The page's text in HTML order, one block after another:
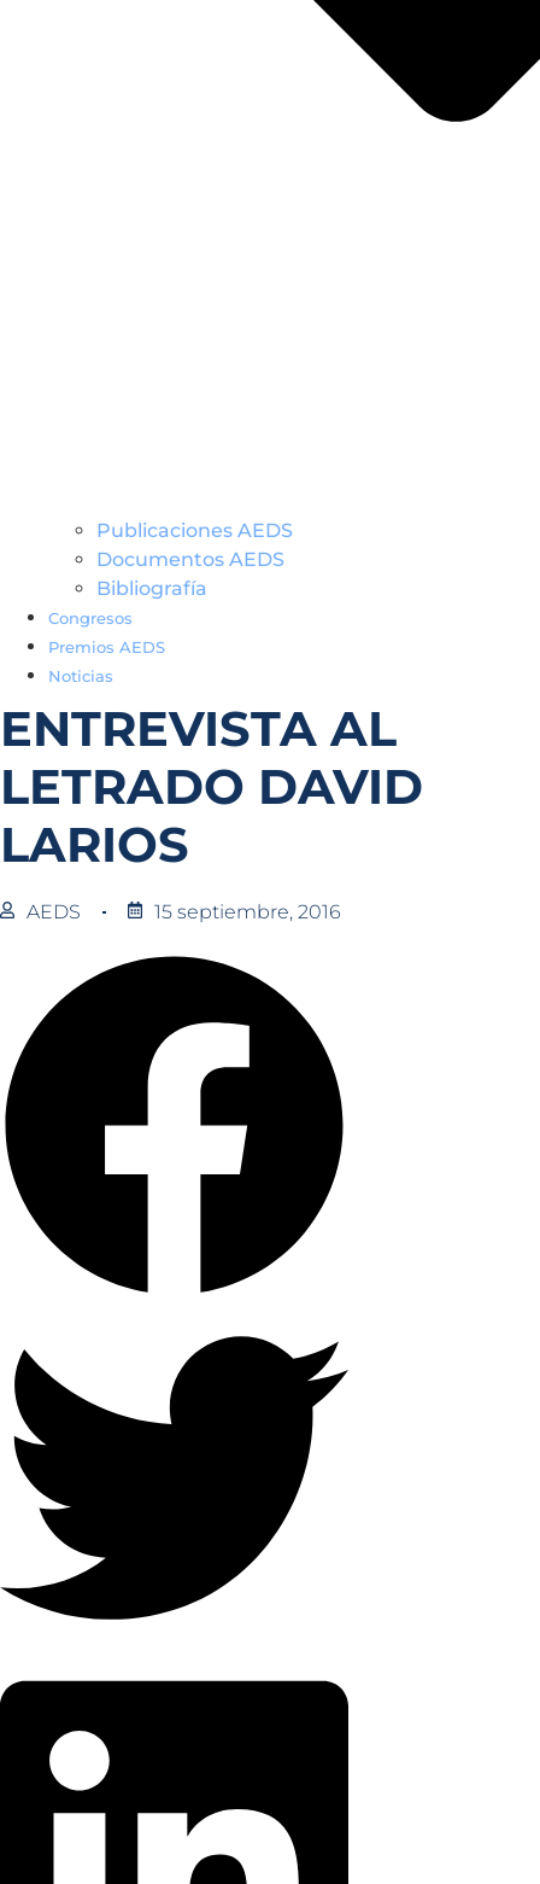
Publicaciones AEDS
Documentos AEDS
Bibliografía
Congresos
Premios AEDS
Noticias
ENTREVISTA AL
LETRADO DAVID
LARIOS
AEDS 15 septiembre, 2016